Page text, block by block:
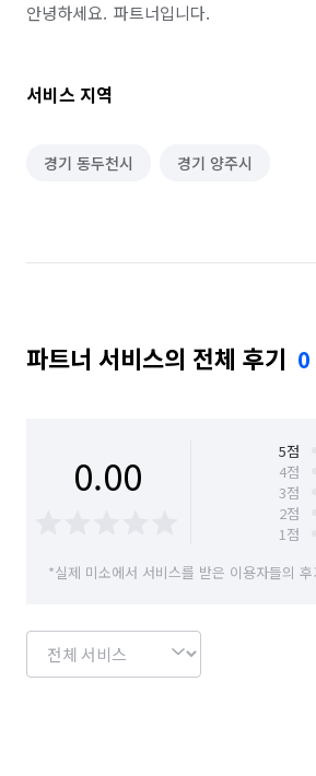
안녕하세요.  파트너입니다.
서비스 지역
경기 동두천시 경기 양주시
파트너 서비스의 전체 후기 0
0.00 5점
4점
3점
2점
1점
*실제 미소에서 서비스를 받은 이용자들의